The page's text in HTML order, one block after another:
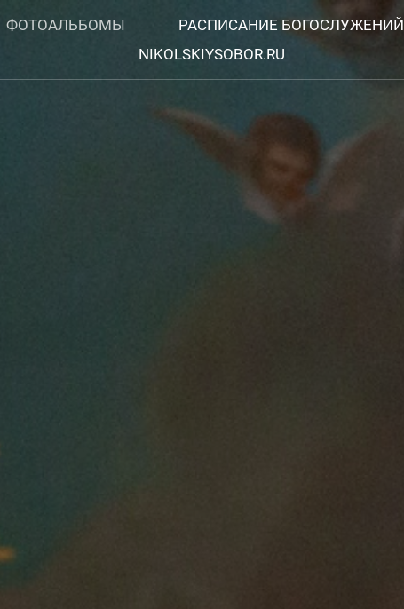
ФОТОАЛЬБОМЫ РАСПИСАНИЕ БОГОСЛУЖЕНИЙ
NIKOLSKIYSOBOR.RU